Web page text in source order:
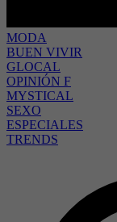
MODA
BUEN VIVIR
GLOCAL
OPINIÓN F
MYSTICAL
SEXO
ESPECIALES
TRENDS